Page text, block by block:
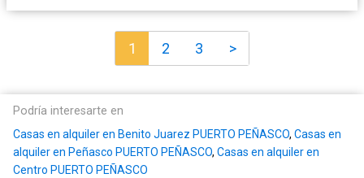
1 2 3 >
Podría interesarte en
Casas en alquiler en Benito Juarez PUERTO PEÑASCO, Casas en
alquiler en Peñasco PUERTO PEÑASCO, Casas en alquiler en
Centro PUERTO PEÑASCO